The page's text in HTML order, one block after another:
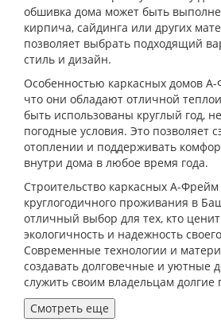
обшивка дома может быть
кирпича, сайдинга или других
позволяет выбрать подходящий
стиль и дизайн.
Особенностью каркасных домов А-
что они обладают отличной
быть использованы круглый год,
погодные условия. Это позволяет
отоплении и поддерживать
внутри дома в любое время года.
Строительство каркасных А-
круглогодичного проживания в
отличный выбор для тех, кто
экологичность и надежность
Современные технологии и
создавать долговечные и уютные
служить своим владельцам долгие
Смотреть еще